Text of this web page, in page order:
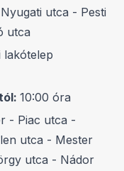
utca - Pesti
utca
lakótelep
10:00 óra
- Piac utca -
utca - Mester
utca - Nádor